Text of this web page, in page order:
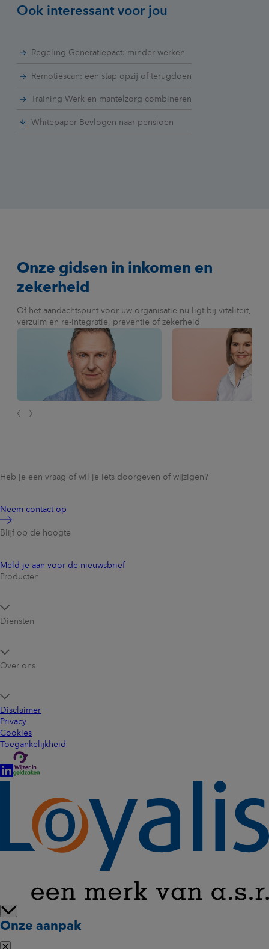
Ook interessant voor jou
Regeling Generatiepact: minder werken
Remotiescan: een stap opzij of terugdoen
Training Werk en mantelzorg combineren
Whitepaper Bevlogen naar pensioen
Onze gidsen in inkomen en
zekerheid
Of het aandachtspunt voor uw organisatie nu ligt bij vitaliteit,
verzuim en re-integratie, preventie of zekerheid
Heb je een vraag of wil je iets doorgeven of wijzigen?
Neem contact op
Blijf op de hoogte
Meld je aan voor de nieuwsbrief
Producten
Diensten
Over ons
Disclaimer
Privacy
Cookies
Toegankelijkheid
Onze aanpak